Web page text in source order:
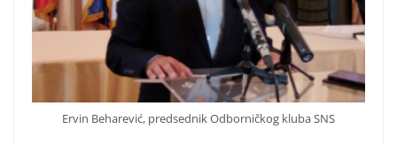
Ervin Beharević, predsednik Odborničkog kluba SNS